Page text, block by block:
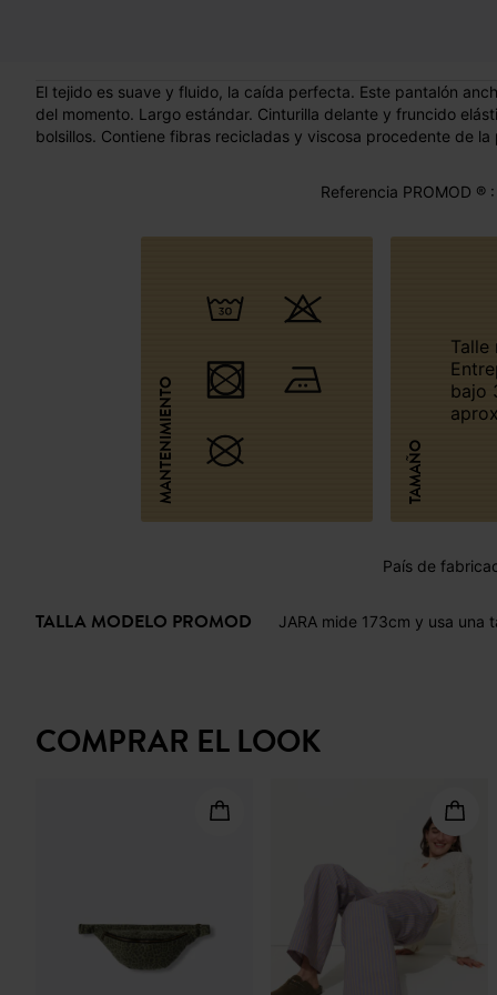
El tejido es suave y fluido, la caída perfecta. Este pantalón
del momento. Largo estándar. Cinturilla delante y fruncido
bolsillos. Contiene fibras recicladas y viscosa procedente de
Referencia PROMOD
MANTENIMIENTO TAMAÑO
Talle normal.
bajo
País de
TALLA MODELO PROMOD JARA mide 173cm y usa una
COMPRAR EL LOOK